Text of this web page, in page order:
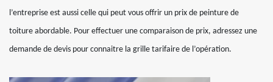
l’entreprise est aussi celle qui peut vous offrir un prix de peinture de
toiture abordable. Pour effectuer une comparaison de prix, adressez une
demande de devis pour connaitre la grille tarifaire de l’opération.